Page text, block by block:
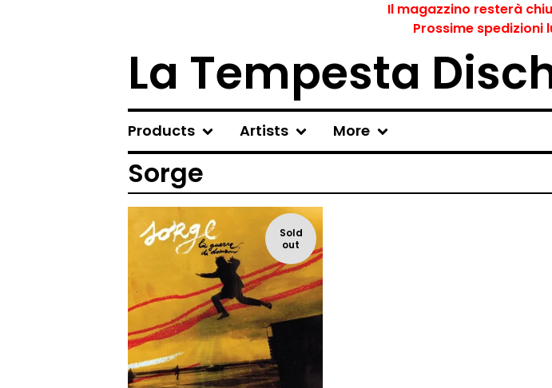
Il magazzino resterà
Prossime spedizioni
La Tempesta
Products Artists More
Sorge
Sold
out